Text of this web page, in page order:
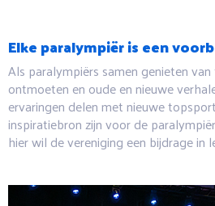
Elke paralympiër is een
Als paralympiërs samen genieten
ontmoeten en oude en nieuwe
ervaringen delen met nieuwe
inspiratiebron zijn voor de
hier wil de vereniging een bijdrage in